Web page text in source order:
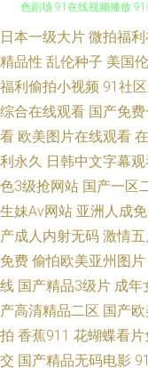
无码网止三级 91福利址
色剧场 91在线视频播放
熟女网站 午夜福利爽日网
豆花祝频 久久精品超碰
观看 深夜免费网站 91大
论坛 精品国产精 日本成人
大神在线 A欧美噢噢 国
日本一级大片 微拍福
精品性 乱伦种子 美国
福利偷拍小视频 91社
综合在线观看 国产免
看 欧美图片在线观看
利永久 日韩中文字幕
色3级抢网站 国产一区
生妹Av网站 亚洲人成
产成人内射无码 激情
免费 偷怕欧美亚州图片
线 国产精品3级片 成年
产高清精品二区 国产
拍 香蕉911 花蝴蝶看片
交 国产精品无码电影